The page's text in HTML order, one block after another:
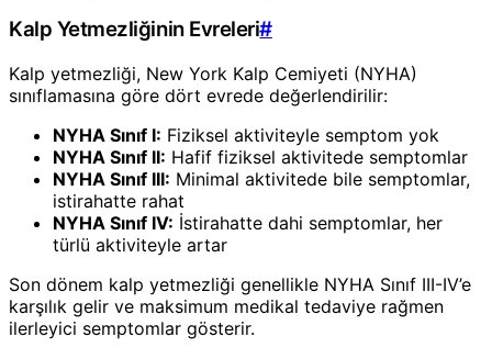
Kalp Yetmezliğinin Evreleri#
Kalp yetmezliği, New York Kalp Cemiyeti (NYHA)
sınıflamasına göre dört evrede değerlendirilir:
NYHA Sınıf I: Fiziksel aktiviteyle semptom yok
NYHA Sınıf II: Hafif fiziksel aktivitede semptomlar
NYHA Sınıf III: Minimal aktivitede bile semptomlar,
istirahatte rahat
NYHA Sınıf IV: İstirahatte dahi semptomlar, her
türlü aktiviteyle artar
Son dönem kalp yetmezliği genellikle NYHA Sınıf III-IV’e
karşılık gelir ve maksimum medikal tedaviye rağmen
ilerleyici semptomlar gösterir.